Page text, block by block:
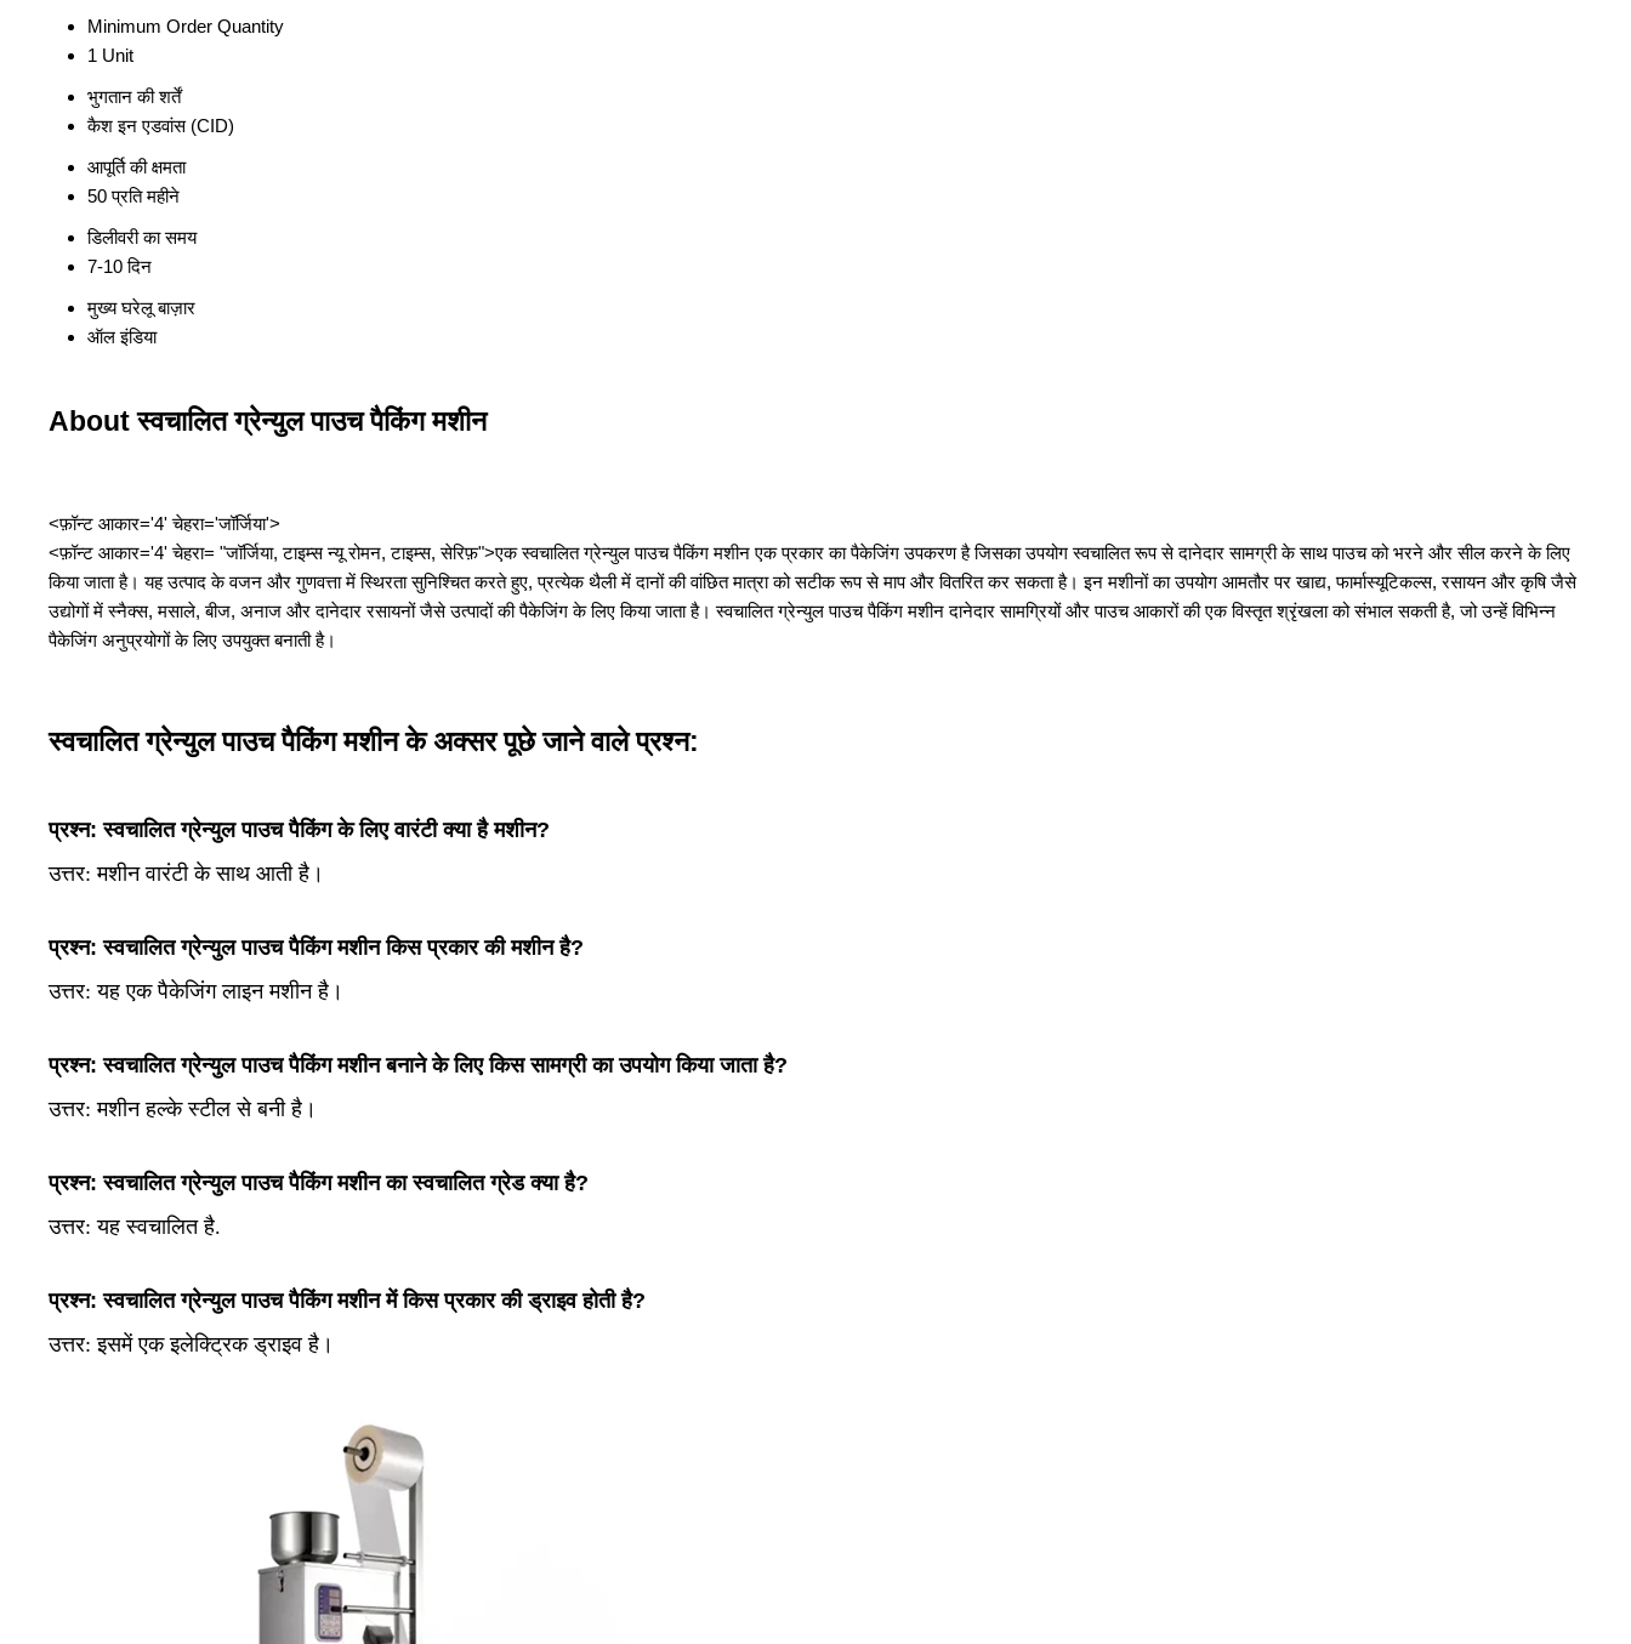
Minimum Order Quantity
1 Unit
भुगतान की शर्तें
कैश इन एडवांस (CID)
आपूर्ति की क्षमता
50 प्रति महीने
डिलीवरी का समय
7-10 दिन
मुख्य घरेलू बाज़ार
ऑल इंडिया
About स्वचालित ग्रेन्युल पाउच पैकिंग मशीन
<फ़ॉन्ट आकार='4' चेहरा='जॉर्जिया'>
<फ़ॉन्ट आकार='4' चेहरा= "जॉर्जिया, टाइम्स न्यू रोमन, टाइम्स, सेरिफ़">एक स्वचालित ग्रेन्युल पाउच पैकिंग मशीन एक प्रकार का पैकेजिंग उपकरण है जिसका उपयोग स्वचालित रूप से दानेदार सामग्री के साथ पाउच को भरने और सील करने के लिए
किया जाता है। यह उत्पाद के वजन और गुणवत्ता में स्थिरता सुनिश्चित करते हुए, प्रत्येक थैली में दानों की वांछित मात्रा को सटीक रूप से माप और वितरित कर सकता है। इन मशीनों का उपयोग आमतौर पर खाद्य, फार्मास्यूटिकल्स, रसायन और कृषि जैसे
उद्योगों में स्नैक्स, मसाले, बीज, अनाज और दानेदार रसायनों जैसे उत्पादों की पैकेजिंग के लिए किया जाता है। स्वचालित ग्रेन्युल पाउच पैकिंग मशीन दानेदार सामग्रियों और पाउच आकारों की एक विस्तृत श्रृंखला को संभाल सकती है, जो उन्हें विभिन्न
पैकेजिंग अनुप्रयोगों के लिए उपयुक्त बनाती है।
स्वचालित ग्रेन्युल पाउच पैकिंग मशीन के अक्सर पूछे जाने वाले प्रश्न:
प्रश्न: स्वचालित ग्रेन्युल पाउच पैकिंग के लिए वारंटी क्या है मशीन?
उत्तर:मशीन वारंटी के साथ आती है।
प्रश्न: स्वचालित ग्रेन्युल पाउच पैकिंग मशीन किस प्रकार की मशीन है?
उत्तर:यह एक पैकेजिंग लाइन मशीन है।
प्रश्न: स्वचालित ग्रेन्युल पाउच पैकिंग मशीन बनाने के लिए किस सामग्री का उपयोग किया जाता है?
उत्तर:मशीन हल्के स्टील से बनी है।
प्रश्न: स्वचालित ग्रेन्युल पाउच पैकिंग मशीन का स्वचालित ग्रेड क्या है?
उत्तर:यह स्वचालित है.
प्रश्न: स्वचालित ग्रेन्युल पाउच पैकिंग मशीन में किस प्रकार की ड्राइव होती है?
उत्तर:इसमें एक इलेक्ट्रिक ड्राइव है।